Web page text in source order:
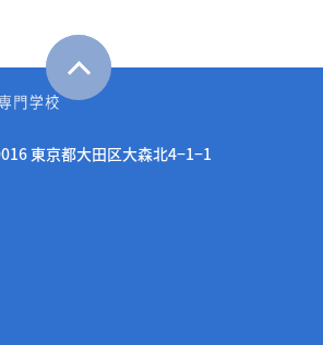
東京都大田区大森北4−1−1